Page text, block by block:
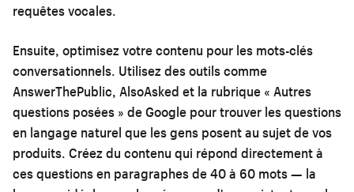
requêtes vocales.
Ensuite, optimisez votre contenu pour les mots-clés
conversationnels. Utilisez des outils comme
AnswerThePublic, AlsoAsked et la rubrique « Autres
questions posées » de Google pour trouver les questions
en langage naturel que les gens posent au sujet de vos
produits. Créez du contenu qui répond directement à
ces questions en paragraphes de 40 à 60 mots — la